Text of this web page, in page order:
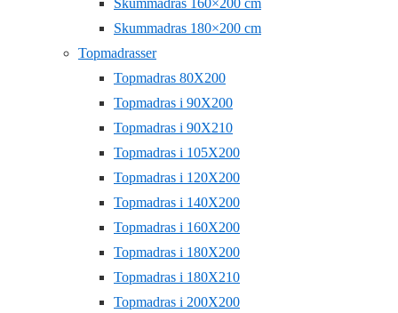
Skummadras 160×200 cm
Skummadras 180×200 cm
Topmadrasser
Topmadras 80X200
Topmadras i 90X200
Topmadras i 90X210
Topmadras i 105X200
Topmadras i 120X200
Topmadras i 140X200
Topmadras i 160X200
Topmadras i 180X200
Topmadras i 180X210
Topmadras i 200X200